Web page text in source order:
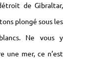
de Gibraltar,
plongé sous les
Ne vous y
une mer, ce n’est